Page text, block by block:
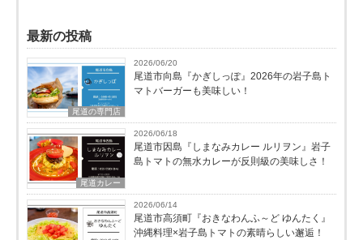
最新の投稿
尾道の専門店
2026/06/20
尾道市向島『かぎしっぽ』2026年の岩子島ト
マトバーガーも美味しい！
尾道カレー
2026/06/18
尾道市因島『しまなみカレー ルリヲン』岩子
島トマトの無水カレーが反則級の美味しさ！
2026/06/14
尾道市高須町『おきなわんふ～ど ゆんたく』
沖縄料理×岩子島トマトの素晴らしい邂逅！